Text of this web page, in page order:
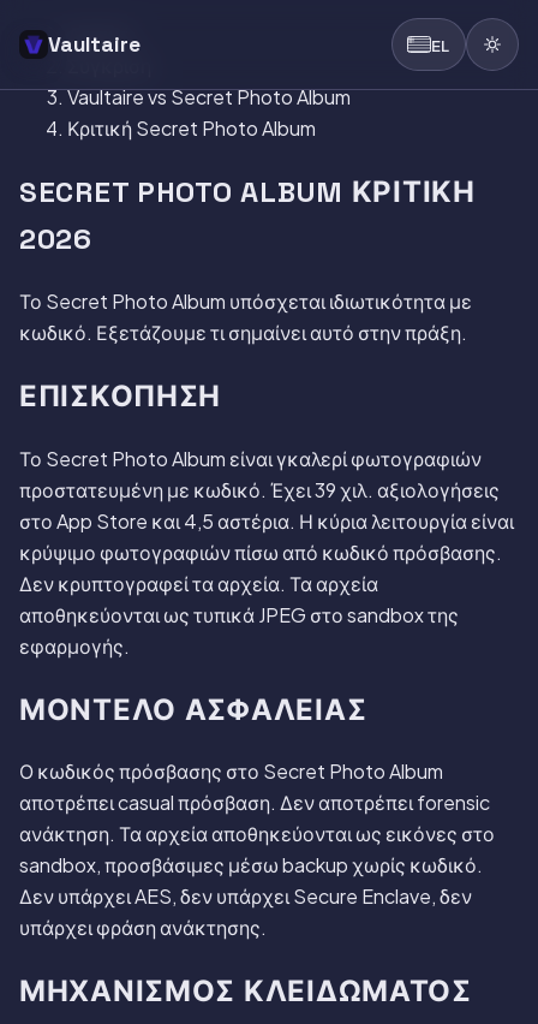
Vaultaire EL
Αρχική
Vaultaire vs Secret Photo Album
Κριτική Secret Photo Album
SECRET PHOTO ALBUM ΚΡΙΤΙΚΉ
2026
Το Secret Photo Album υπόσχεται ιδιωτικότητα με
κωδικό. Εξετάζουμε τι σημαίνει αυτό στην πράξη.
ΕΠΙΣΚΌΠΗΣΗ
Το Secret Photo Album είναι γκαλερί φωτογραφιών
προστατευμένη με κωδικό. Έχει 39 χιλ. αξιολογήσεις
στο App Store και 4,5 αστέρια. Η κύρια λειτουργία είναι
κρύψιμο φωτογραφιών πίσω από κωδικό πρόσβασης.
Δεν κρυπτογραφεί τα αρχεία. Τα αρχεία
αποθηκεύονται ως τυπικά JPEG στο sandbox της
εφαρμογής.
ΜΟΝΤΈΛΟ ΑΣΦΆΛΕΙΑΣ
Ο κωδικός πρόσβασης στο Secret Photo Album
αποτρέπει casual πρόσβαση. Δεν αποτρέπει forensic
ανάκτηση. Τα αρχεία αποθηκεύονται ως εικόνες στο
sandbox, προσβάσιμες μέσω backup χωρίς κωδικό.
Δεν υπάρχει AES, δεν υπάρχει Secure Enclave, δεν
υπάρχει φράση ανάκτησης.
ΜΗΧΑΝΙΣΜΌΣ ΚΛΕΙΔΏΜΑΤΟΣ